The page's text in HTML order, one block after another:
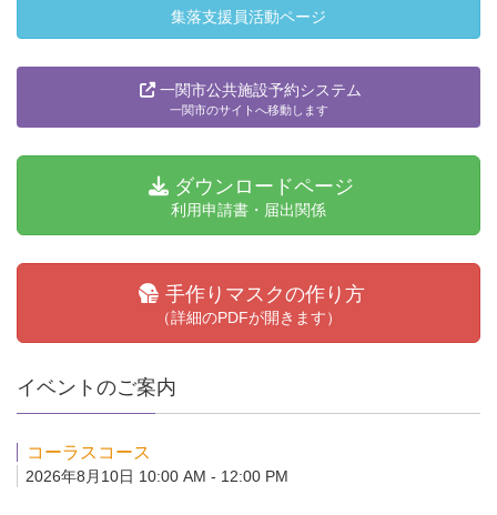
集落支援員活動ページ
一関市公共施設予約システム
一関市のサイトへ移動します
ダウンロードページ
利用申請書・届出関係
手作りマスクの作り方
（詳細のPDFが開きます）
イベントのご案内
コーラスコース
2026年8月10日 10:00 AM - 12:00 PM